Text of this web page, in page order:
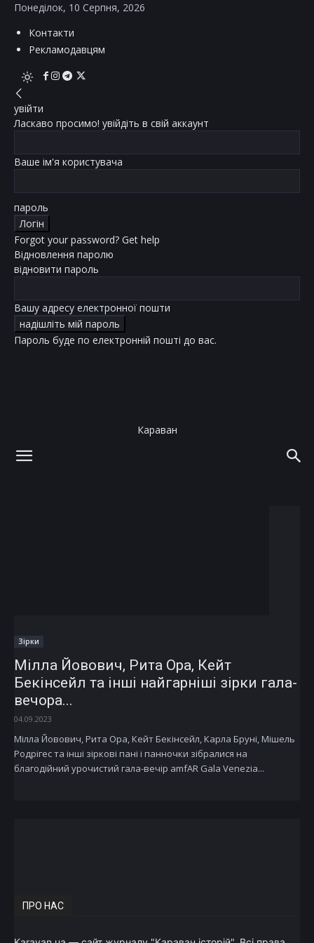
Понеділок, 10 Серпня, 2026
Контакти
Рекламодавцям
увійти
Ласкаво просимо! увійдіть в свій аккаунт
Ваше ім'я користувача
пароль
Forgot your password? Get help
Відновлення паролю
відновити пароль
Вашу адресу електронної пошти
Пароль буде по електронній пошті до вас.
Караван
Зірки
Мілла Йовович, Рита Ора, Кейт
Бекінсейл та інші найгарніші зірки гала-
вечора...
04.09.2023
Мілла Йовович, Рита Ора, Кейт Бекінсейл, Карла Бруні, Мішель
Родрігес та інші зіркові пані і панночки зібралися на
благодійний урочистий гала-вечір amfAR Gala Venezia...
ПРО НАС